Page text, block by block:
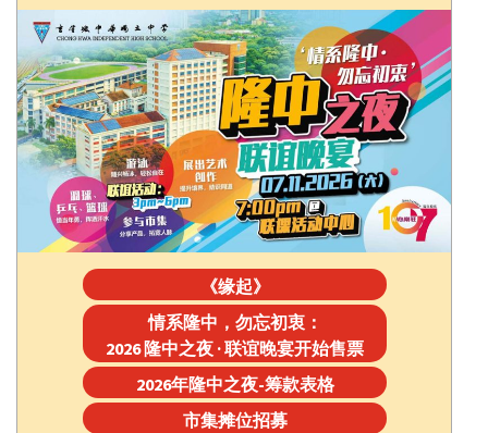
《缘起》
情系隆中，勿忘初衷：
2026 隆中之夜 · 联谊晚宴开始售票
2026年隆中之夜-筹款表格
市集摊位招募